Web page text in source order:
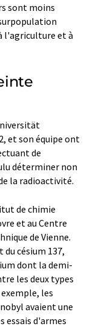
sont moins
l'agriculture et à
et son équipe ont
de
déterminer non
la radioactivité.
de chimie
et au Centre
de Vienne.
césium 137,
dont la demi-
les deux types
les
avaient une
essais d'armes